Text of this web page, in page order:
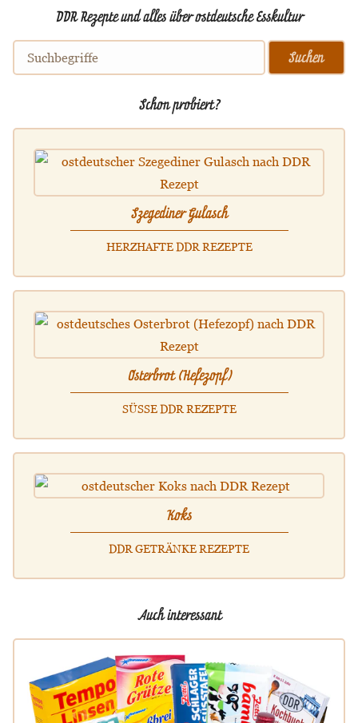
DDR Rezepte und alles über ostdeutsche Esskultur
Schon probiert?
Szegediner Gulasch
HERZHAFTE DDR REZEPTE
Osterbrot (Hefezopf)
SÜSSE DDR REZEPTE
Koks
DDR GETRÄNKE REZEPTE
Auch interessant